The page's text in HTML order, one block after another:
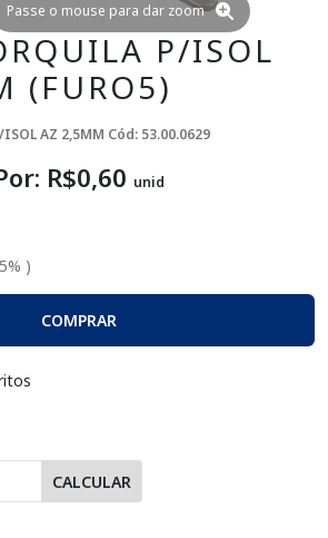
Passe o mouse para dar zoom
P/ISOL
(FURO5)
ISOL AZ 2,5MM Cód: 53.00.0629
R$0,60 unid
)
COMPRAR
CALCULAR